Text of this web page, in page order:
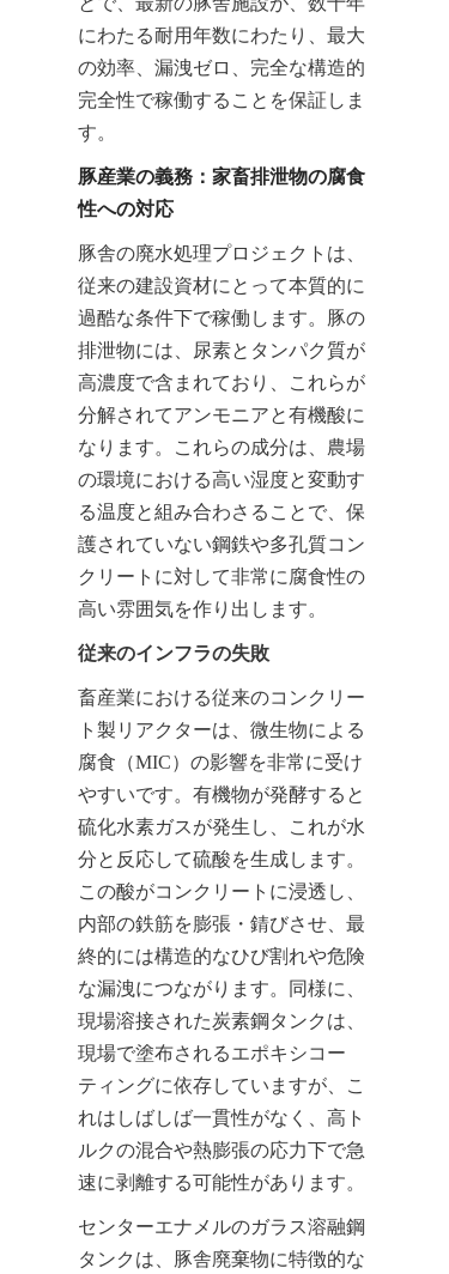
にわたる耐用年数にわたり、最大
の効率、漏洩ゼロ、完全な構造的
完全性で稼働することを保証しま
す。
豚産業の義務：家畜排泄物の腐食
性への対応
豚舎の廃水処理プロジェクトは、
従来の建設資材にとって本質的に
過酷な条件下で稼働します。豚の
排泄物には、尿素とタンパク質が
高濃度で含まれており、これらが
分解されてアンモニアと有機酸に
なります。これらの成分は、農場
の環境における高い湿度と変動す
る温度と組み合わさることで、保
護されていない鋼鉄や多孔質コン
クリートに対して非常に腐食性の
高い雰囲気を作り出します。
従来のインフラの失敗
畜産業における従来のコンクリー
ト製リアクターは、微生物による
腐食（MIC）の影響を非常に受け
やすいです。有機物が発酵すると
硫化水素ガスが発生し、これが水
分と反応して硫酸を生成します。
この酸がコンクリートに浸透し、
内部の鉄筋を膨張・錆びさせ、最
終的には構造的なひび割れや危険
な漏洩につながります。同様に、
現場溶接された炭素鋼タンクは、
現場で塗布されるエポキシコー
ティングに依存していますが、こ
れはしばしば一貫性がなく、高ト
ルクの混合や熱膨張の応力下で急
速に剥離する可能性があります。
センターエナメルのガラス溶融鋼
タンクは、豚舎廃棄物に特徴的な